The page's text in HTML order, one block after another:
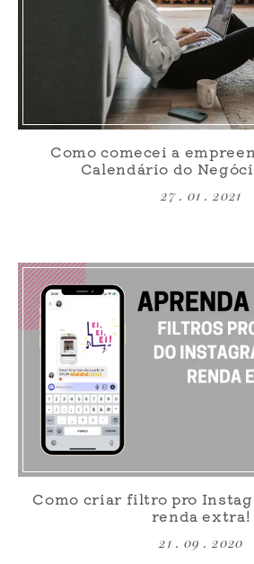
Como comecei a
Calendário do
27 . 01 . 2021
Como criar filtro pro
renda extra!
21 . 09 . 2020